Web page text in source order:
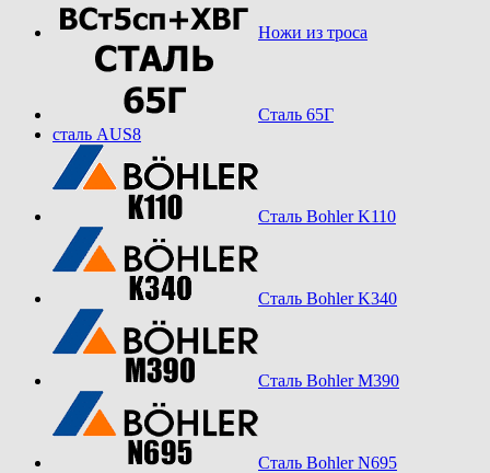
Ножи из троса
Сталь 65Г
сталь AUS8
Сталь Bohler K110
Сталь Bohler K340
Сталь Bohler M390
Сталь Bohler N695